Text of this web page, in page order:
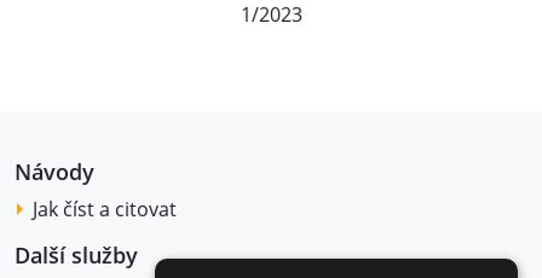
1/2023
Návody
Jak číst a citovat
Další služby